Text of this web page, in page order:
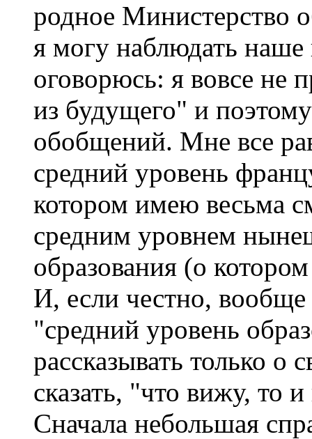
родное Министерство
я могу наблюдать наше
оговорюсь: я вовсе не
из будущего" и поэтому
обобщений. Мне все
средний уровень
котором имею весьма
средним уровнем
образования (о
И, если честно,
"средний уровень
рассказывать только о
сказать, "что вижу, то
Сначала небольшая